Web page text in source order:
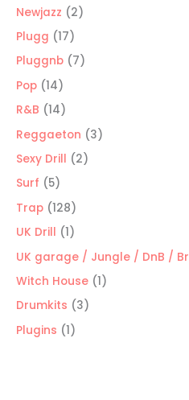
productos
Newjazz 22
Plugg 1717
productos
Pluggnb 77
Pop 1414
productos
R&B 1414
productos
Reggaeton 33
Sexy Drill 22
Surf 55
productos
Trap 128128
productos
UK Drill 11
producto
UK garage / Jungle / DnB /
Witch House 11
Drumkits 33
Plugins 11